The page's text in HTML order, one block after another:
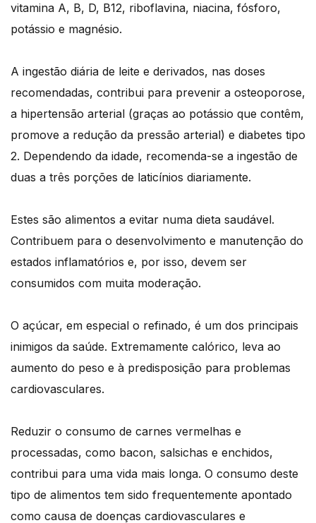
vitamina A, B, D, B12, riboflavina, niacina, fósforo,
potássio e magnésio.
A ingestão diária de leite e derivados, nas doses
recomendadas, contribui para prevenir a osteoporose,
a hipertensão arterial (graças ao potássio que contêm,
promove a redução da pressão arterial) e diabetes tipo
2. Dependendo da idade, recomenda-se a ingestão de
duas a três porções de laticínios diariamente.
Estes são alimentos a evitar numa dieta saudável.
Contribuem para o desenvolvimento e manutenção do
estados inflamatórios e, por isso, devem ser
consumidos com muita moderação.
O açúcar, em especial o refinado, é um dos principais
inimigos da saúde. Extremamente calórico, leva ao
aumento do peso e à predisposição para problemas
cardiovasculares.
Reduzir o consumo de carnes vermelhas e
processadas, como bacon, salsichas e enchidos,
contribui para uma vida mais longa. O consumo deste
tipo de alimentos tem sido frequentemente apontado
como causa de doenças cardiovasculares e